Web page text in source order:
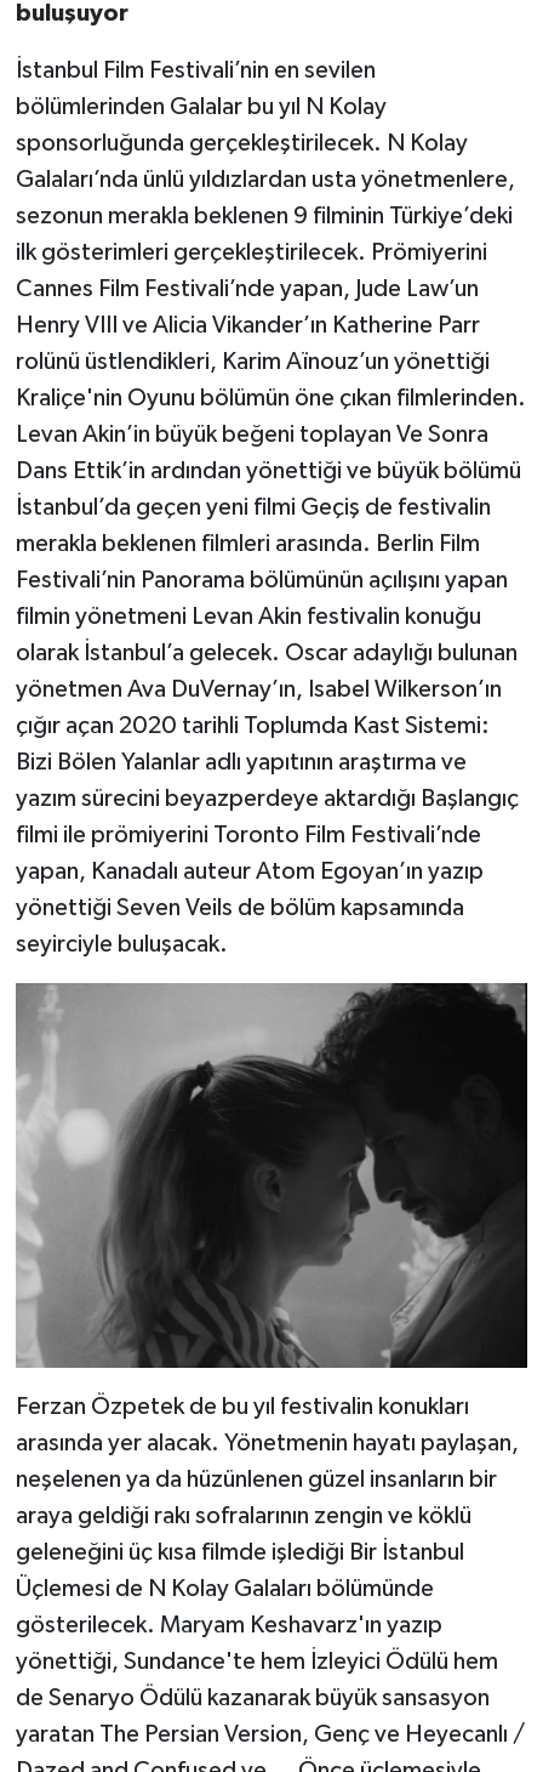
buluşuyor
İstanbul Film Festivali’nin en sevilen
bölümlerinden Galalar bu yıl N Kolay
sponsorluğunda gerçekleştirilecek. N Kolay
Galaları’nda ünlü yıldızlardan usta yönetmenlere,
sezonun merakla beklenen 9 filminin Türkiye’deki
ilk gösterimleri gerçekleştirilecek. Prömiyerini
Cannes Film Festivali’nde yapan, Jude Law’un
Henry VIII ve Alicia Vikander’ın Katherine Parr
rolünü üstlendikleri, Karim Aïnouz’un yönettiği
Kraliçe'nin Oyunu bölümün öne çıkan filmlerinden.
Levan Akin’in büyük beğeni toplayan Ve Sonra
Dans Ettik’in ardından yönettiği ve büyük bölümü
İstanbul’da geçen yeni filmi Geçiş de festivalin
merakla beklenen filmleri arasında. Berlin Film
Festivali’nin Panorama bölümünün açılışını yapan
filmin yönetmeni Levan Akin festivalin konuğu
olarak İstanbul’a gelecek. Oscar adaylığı bulunan
yönetmen Ava DuVernay’ın, Isabel Wilkerson’ın
çığır açan 2020 tarihli Toplumda Kast Sistemi:
Bizi Bölen Yalanlar adlı yapıtının araştırma ve
yazım sürecini beyazperdeye aktardığı Başlangıç
filmi ile prömiyerini Toronto Film Festivali’nde
yapan, Kanadalı auteur Atom Egoyan’ın yazıp
yönettiği Seven Veils de bölüm kapsamında
seyirciyle buluşacak.
Ferzan Özpetek de bu yıl festivalin konukları
arasında yer alacak. Yönetmenin hayatı paylaşan,
neşelenen ya da hüzünlenen güzel insanların bir
araya geldiği rakı sofralarının zengin ve köklü
geleneğini üç kısa filmde işlediği Bir İstanbul
Üçlemesi de N Kolay Galaları bölümünde
gösterilecek. Maryam Keshavarz'ın yazıp
yönettiği, Sundance'te hem İzleyici Ödülü hem
de Senaryo Ödülü kazanarak büyük sansasyon
yaratan The Persian Version, Genç ve Heyecanlı /